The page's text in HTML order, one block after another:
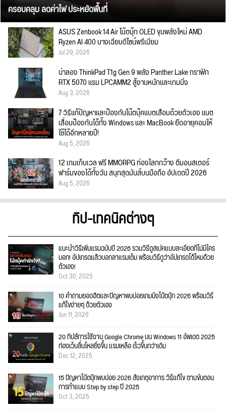
ครอบคลุม ลดค่าไฟ ประหยัดพื้นที่
ASUS Zenbook 14 Air โน้ตบุ๊ก OLED ขุมพลังใหม่ AMD
Ryzen AI 400 บางเฉียบดีไซน์พรีเมียม
Jul 29, 2026
น่าลอง ThinkPad T1g Gen 9 พลัง Panther Lake กราฟิก
RTX 5070 แรม LPCAMM2 สู้งานหนักและเกมมิ่ง
Aug 3, 2026
7 วิธีแก้ปัญหาและป้องกันโน๊ตบุ๊คแบตเสื่อมด้วยตัวเอง แบต
เสื่อมป้องกันได้ทั้ง Windows และ MacBook ยืดอายุคอมให้
ใช้ได้อีกหลายปี!
Aug 5, 2026
12 เกมเก็บเวล ฟรี MMORPG ท่องโลกกว้าง ตีมอนสเตอร์
ฟาร์มของได้ทั้งวัน สนุกสุดมันส์บนมือถือ อัปเดตปี 2026
Aug 5, 2026
ทิป-เทคนิคต่างๆ
แนะนำวิธีเพิ่มแรมฉบับปี 2026 รวมวิธีดูสเปคแบบละเอียดที่ไม่มีใคร
บอก! อัปเกรดแล้วบอกลาแรมเต็ม พร้อมวิธีดูว่าอัปเกรดได้ไหมด้วย
ตัวเอง!
Oct 30, 2025
10 คำถามยอดฮิตและปัญหาพบบ่อยเกมมิ่งโน้ตบุ๊ก 2026 พร้อมวิธี
แก้ไขง่ายๆ ด้วยตัวเอง
Jun 11, 2026
20 ทิปส์การใช้งาน Google Chrome บน Windows 11 อัพเดต 2025
ท่องเว็บลื่นไหลยิ่งขึ้น แรมเหลือ เร็วขึ้นกว่าเดิม
Dec 12, 2025
15 ปัญหาโน้ตบุ๊กพบบ่อย 2026 สังเกตุอาการ วิธีแก้ไข ตามขั้นตอน
การทำแบบ Step by step ปี 2025
Oct 3, 2025